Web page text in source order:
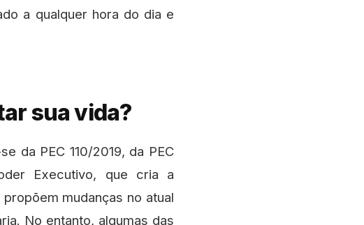
a qualquer hora do dia e
sua vida?
da PEC 110/2019, da PEC
Executivo, que cria a
mudanças no atual
No entanto, algumas das